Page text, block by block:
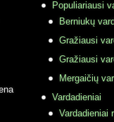
Populiariausi
Berniukų
Gražiausi
Gražiausi
Mergaičių
Vardadieniai
Vardadieniai